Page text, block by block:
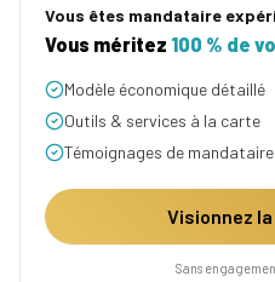
Vous êtes mandataire
Vous méritez 100 % de
Modèle économique détaillé
Outils & services à la carte
Témoignages de
Visionnez
Sans